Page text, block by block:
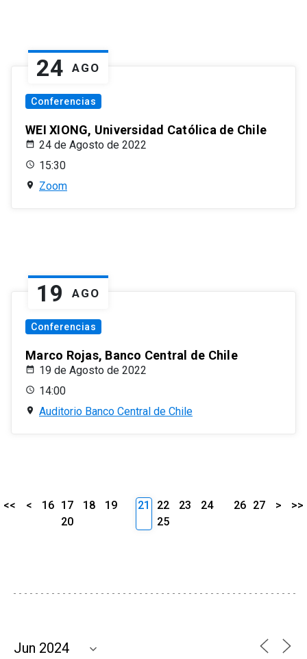
24 AGO
Conferencias
WEI XIONG, Universidad Católica de Chile
24 de Agosto de 2022
15:30
Zoom
19 AGO
Conferencias
Marco Rojas, Banco Central de Chile
19 de Agosto de 2022
14:00
Auditorio Banco Central de Chile
<< < 16 17 18
19
20
21 22 23
24
25
26 27 > >>